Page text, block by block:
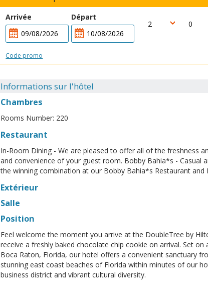
Arrivée Départ
Code promo
Informations sur l'hôtel
Chambres
Rooms Number: 220
Restaurant
In-Room Dining - We are pleased to offer all of the freshness
and convenience of your guest room. Bobby Bahia*s - Casual
the winning combination at our Bobby Bahia*s Restaurant
Extérieur
Salle
Position
Feel welcome the moment you arrive at the DoubleTree by
receive a freshly baked chocolate chip cookie on arrival. Set
Boca Raton, Florida, our hotel offers a convenient sanctuary
stunning east coast beaches of Florida within minutes of our
business district and vibrant cultural diversity.